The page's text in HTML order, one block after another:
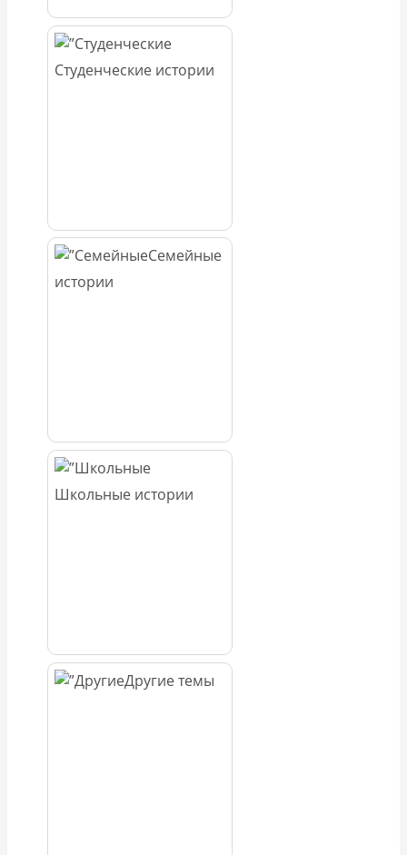
Студенческие истории
Семейные
истории
Школьные истории
Другие темы